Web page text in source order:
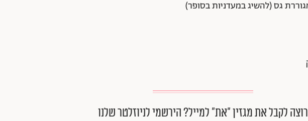
רוצה לקבל את מגזין ״את״ למייל? הירשמי לניוזלטר שלנו